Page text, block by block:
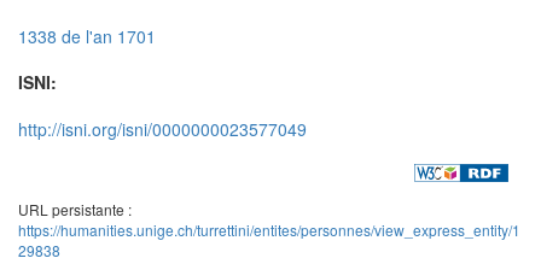
1338 de l'an 1701
ISNI:
http://isni.org/isni/0000000023577049
URL persistante :
https://humanities.unige.ch/turrettini/entites/personnes/view_express_entity/1
29838